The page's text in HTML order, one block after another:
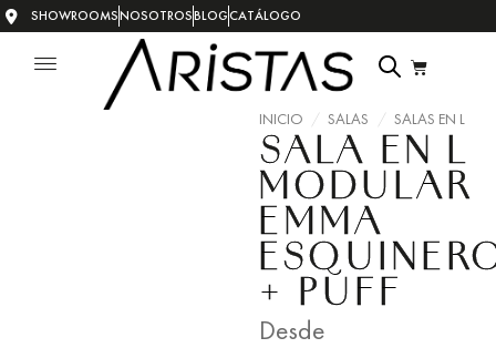
SHOWROOMSNOSOTROSBLOGCATÁLOGO
INICIO / SALAS / SALAS EN L
SALA EN L
MODULAR
EMMA
+ PUFF
Desde